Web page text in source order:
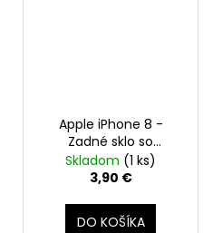
Apple iPhone 8 -
Zadné sklo so
zväčšeným otvorom
na kameru +
(Červený / RED)
Skladom (1 ks)
3,90 €
DO KOŠÍKA